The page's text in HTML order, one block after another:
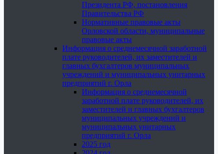
Президента РФ, постановления
Правительства РФ
Нормативные правовые акты
Орловской области, муниципальные
правовые акты
Информация о среднемесячной заработной
плате руководителей, их заместителей и
главных бухгалтеров муниципальных
учреждений и муниципальных унитарных
предприятий г. Орла
Информация о среднемесячной
заработной плате руководителей, их
заместителей и главных бухгалтеров
муниципальных учреждений и
муниципальных унитарных
предприятий г. Орла
2025 год